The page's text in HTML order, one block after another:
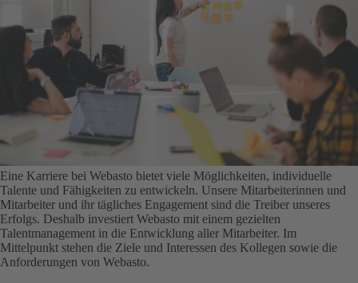
Eine Karriere bei Webasto bietet viele Möglichkeiten, individuelle
Talente und Fähigkeiten zu entwickeln. Unsere Mitarbeiterinnen und
Mitarbeiter und ihr tägliches Engagement sind die Treiber unseres
Erfolgs. Deshalb investiert Webasto mit einem gezielten
Talentmanagement in die Entwicklung aller Mitarbeiter. Im
Mittelpunkt stehen die Ziele und Interessen des Kollegen sowie die
Anforderungen von Webasto.